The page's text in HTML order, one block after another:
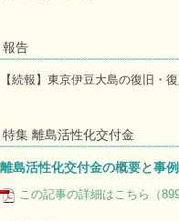
報告
【続報】東京伊豆大島の復旧・
特集 離島活性化交付金
離島活性化交付金の概要と事
この記事の詳細はこちら（